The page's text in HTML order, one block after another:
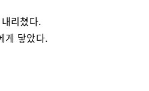
리쳤다.
게 닿았다.